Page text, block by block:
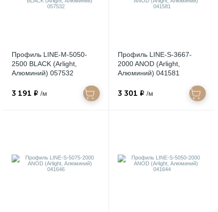
Профиль LINE-M-5050-
2500 BLACK (Arlight,
Алюминий) 057532
3 191 ₽ /м
Профиль LINE-S-3667-
2000 ANOD (Arlight,
Алюминий) 041581
3 301 ₽ /м